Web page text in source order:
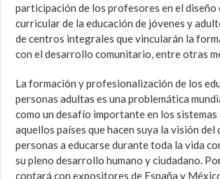
participación de los profesores en el diseño
curricular de la educación de jóvenes y
de centros integrales que vincularán la
con el desarrollo comunitario, entre otras
La formación y profesionalización de los
personas adultas es una problemática
como un desafío importante en los
aquellos países que hacen suya la visión del
personas a educarse durante toda la vida
su pleno desarrollo humano y ciudadano.
contará con expositores de España y